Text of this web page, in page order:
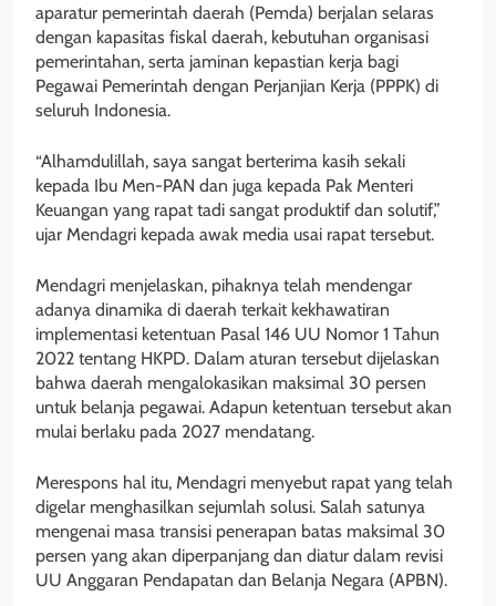
aparatur pemerintah daerah (Pemda) berjalan selaras
dengan kapasitas fiskal daerah, kebutuhan organisasi
pemerintahan, serta jaminan kepastian kerja bagi
Pegawai Pemerintah dengan Perjanjian Kerja (PPPK) di
seluruh Indonesia.
“Alhamdulillah, saya sangat berterima kasih sekali
kepada Ibu Men-PAN dan juga kepada Pak Menteri
Keuangan yang rapat tadi sangat produktif dan solutif,”
ujar Mendagri kepada awak media usai rapat tersebut.
Mendagri menjelaskan, pihaknya telah mendengar
adanya dinamika di daerah terkait kekhawatiran
implementasi ketentuan Pasal 146 UU Nomor 1 Tahun
2022 tentang HKPD. Dalam aturan tersebut dijelaskan
bahwa daerah mengalokasikan maksimal 30 persen
untuk belanja pegawai. Adapun ketentuan tersebut akan
mulai berlaku pada 2027 mendatang.
Merespons hal itu, Mendagri menyebut rapat yang telah
digelar menghasilkan sejumlah solusi. Salah satunya
mengenai masa transisi penerapan batas maksimal 30
persen yang akan diperpanjang dan diatur dalam revisi
UU Anggaran Pendapatan dan Belanja Negara (APBN).